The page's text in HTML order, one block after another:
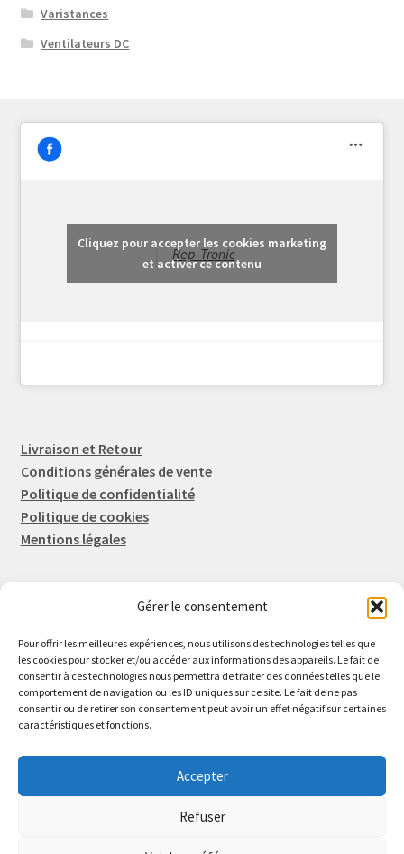
Gérer le consentement
Pour offrir les meilleures expériences, nous utilisons des technologies telles que
les cookies pour stocker et/ou accéder aux informations des appareils. Le fait de
consentir à ces technologies nous permettra de traiter des données telles que le
comportement de navigation ou les ID uniques sur ce site. Le fait de ne pas
consentir ou de retirer son consentement peut avoir un effet négatif sur certaines
caractéristiques et fonctions.
Accepter
Refuser
Varistances
Ventilateurs DC
Rep-Tronic
Cliquez pour accepter les cookies marketing
et activer ce contenu
Livraison et Retour
Conditions générales de vente
Politique de confidentialité
Politique de cookies
Mentions légales
Eric FORTIER EI
16 Rue de l'Espérance
14600 Honfleur
02 61 82 01 89